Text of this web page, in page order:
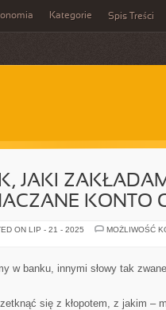
Kategorie Spis Treści
JAKI
KONTO
ON LIP - 21 - 2025
MOŻLIWOŚĆ
w banku, innymi słowy tak
się z kłopotem, z jakim –